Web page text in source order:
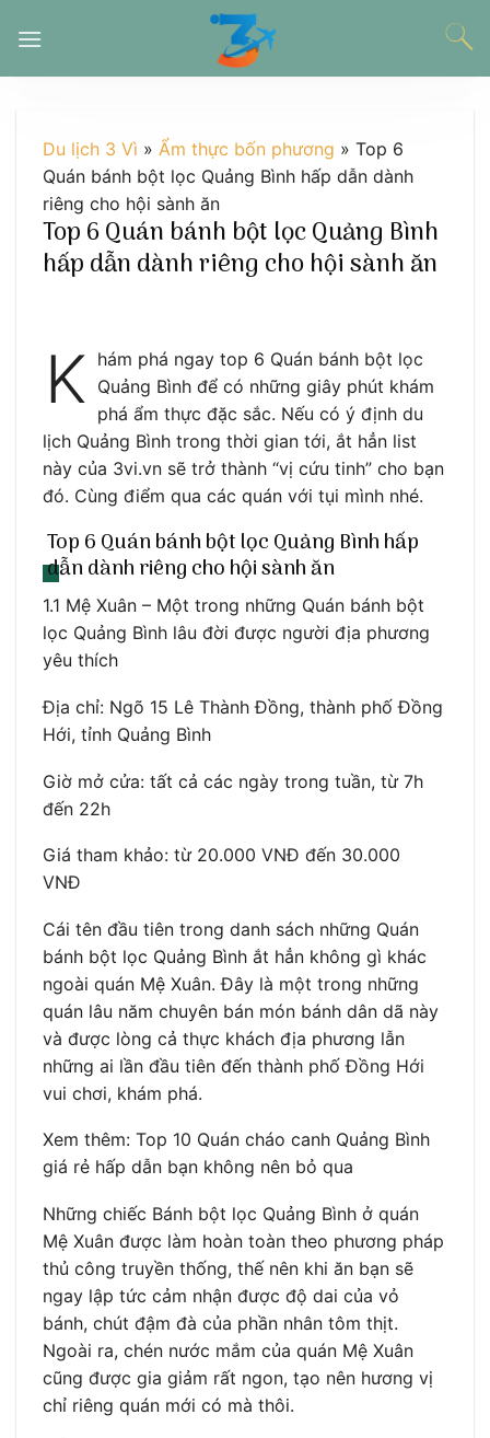
đến
Du lịch 3 Vì » Ẩm thực bốn phương » Top 6
Quán bánh bột lọc Quảng Bình hấp dẫn dành
riêng cho hội sành ăn
Top 6 Quán bánh bột lọc Quảng Bình
hấp dẫn dành riêng cho hội sành ăn
K hám phá ngay top 6 Quán bánh bột lọc
Quảng Bình để có những giây phút khám
phá ẩm thực đặc sắc. Nếu có ý định du
lịch Quảng Bình trong thời gian tới, ắt hẳn list
này của 3vi.vn sẽ trở thành “vị cứu tinh” cho bạn
đó. Cùng điểm qua các quán với tụi mình nhé.
Top 6 Quán bánh bột lọc Quảng Bình hấp
dẫn dành riêng cho hội sành ăn
1.1 Mệ Xuân – Một trong những Quán bánh bột
lọc Quảng Bình lâu đời được người địa phương
yêu thích
Địa chỉ: Ngõ 15 Lê Thành Đồng, thành phố Đồng
Hới, tỉnh Quảng Bình
Giờ mở cửa: tất cả các ngày trong tuần, từ 7h
đến 22h
Giá tham khảo: từ 20.000 VNĐ đến 30.000
VNĐ
Cái tên đầu tiên trong danh sách những Quán
bánh bột lọc Quảng Bình ắt hẳn không gì khác
ngoài quán Mệ Xuân. Đây là một trong những
quán lâu năm chuyên bán món bánh dân dã này
và được lòng cả thực khách địa phương lẫn
những ai lần đầu tiên đến thành phố Đồng Hới
vui chơi, khám phá.
Xem thêm: Top 10 Quán cháo canh Quảng Bình
giá rẻ hấp dẫn bạn không nên bỏ qua
Những chiếc Bánh bột lọc Quảng Bình ở quán
Mệ Xuân được làm hoàn toàn theo phương pháp
thủ công truyền thống, thế nên khi ăn bạn sẽ
ngay lập tức cảm nhận được độ dai của vỏ
bánh, chút đậm đà của phần nhân tôm thịt.
Ngoài ra, chén nước mắm của quán Mệ Xuân
cũng được gia giảm rất ngon, tạo nên hương vị
chỉ riêng quán mới có mà thôi.